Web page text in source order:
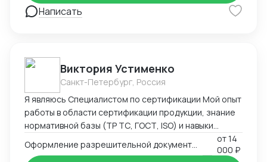
Написать
Виктория Устименко
Санкт-Петербург, Россия
Я являюсь Специалистом по сертификации Мой опыт
работы в области сертификации продукции, знание
нормативной базы (ТР ТС, ГОСТ, ISO) и навыки
позволяют мне эффективно решать задачи по
от14
000 ₽